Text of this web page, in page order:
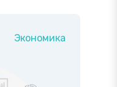
Экономика